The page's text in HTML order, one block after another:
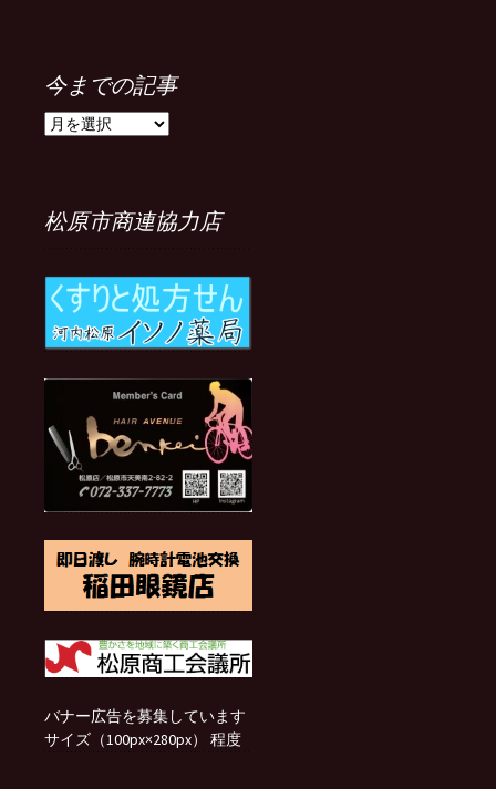
今までの記事
今
記
事
松原市商連協力店
バナー広告を募集しています
サイズ（100px×280px） 程度